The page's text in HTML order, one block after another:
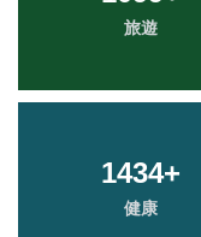
旅遊
1434+
健康